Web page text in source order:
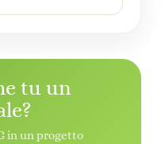
tu un
in un progetto